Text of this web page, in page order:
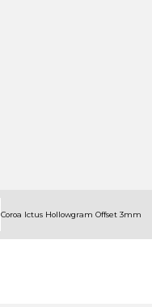
Coroa Ictus Hollowgram Offset 3mm